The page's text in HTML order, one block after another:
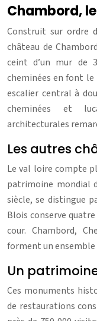
Chambord,
Construit sur ordre
château de
ceint d’un mur de
cheminées en font le
escalier central à
cheminées et
architecturales
Les autres
Le val loire compte
patrimoine mondial
siècle, se distingue
Blois conserve
cour. Chambord,
forment un
Un
Ces monuments
de restaurations